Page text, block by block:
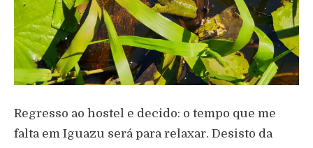
Regresso ao hostel e decido: o tempo que me
falta em Iguazu será para relaxar. Desisto da